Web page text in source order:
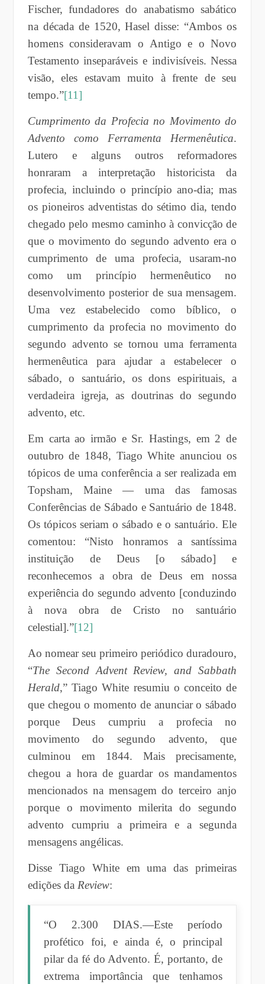
Fischer, fundadores do anabatismo sabático
na década de 1520, Hasel disse: “Ambos os
homens consideravam o Antigo e o Novo
Testamento inseparáveis ​​e indivisíveis. Nessa
visão, eles estavam muito à frente de seu
tempo.”[11]
Cumprimento da Profecia no Movimento do
Advento como Ferramenta Hermenêutica.
Lutero e alguns outros reformadores
honraram a interpretação historicista da
profecia, incluindo o princípio ano-dia; mas
os pioneiros adventistas do sétimo dia, tendo
chegado pelo mesmo caminho à convicção de
que o movimento do segundo advento era o
cumprimento de uma profecia, usaram-no
como um princípio hermenêutico no
desenvolvimento posterior de sua mensagem.
Uma vez estabelecido como bíblico, o
cumprimento da profecia no movimento do
segundo advento se tornou uma ferramenta
hermenêutica para ajudar a estabelecer o
sábado, o santuário, os dons espirituais, a
verdadeira igreja, as doutrinas do segundo
advento, etc.
Em carta ao irmão e Sr. Hastings, em 2 de
outubro de 1848, Tiago White anunciou os
tópicos de uma conferência a ser realizada em
Topsham, Maine — uma das famosas
Conferências de Sábado e Santuário de 1848.
Os tópicos seriam o sábado e o santuário. Ele
comentou: “Nisto honramos a santíssima
instituição de Deus [o sábado] e
reconhecemos a obra de Deus em nossa
experiência do segundo advento [conduzindo
à nova obra de Cristo no santuário
celestial].”[12]
Ao nomear seu primeiro periódico duradouro,
“The Second Advent Review, and Sabbath
Herald,” Tiago White resumiu o conceito de
que chegou o momento de anunciar o sábado
porque Deus cumpriu a profecia no
movimento do segundo advento, que
culminou em 1844. Mais precisamente,
chegou a hora de guardar os mandamentos
mencionados na mensagem do terceiro anjo
porque o movimento milerita do segundo
advento cumpriu a primeira e a segunda
mensagens angélicas.
Disse Tiago White em uma das primeiras
edições da Review:
“O 2.300 DIAS.—Este período
profético foi, e ainda é, o principal
pilar da fé do Advento. É, portanto, de
extrema importância que tenhamos